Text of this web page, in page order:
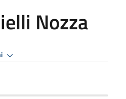
Nozza